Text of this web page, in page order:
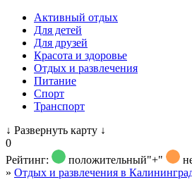
Активный отдых
Для детей
Для друзей
Красота и здоровье
Отдых и развлечения
Питание
Спорт
Транспорт
↓ Развернуть карту ↓
0
Рейтинг:
положительный"+"
» Отдых и развлечения в